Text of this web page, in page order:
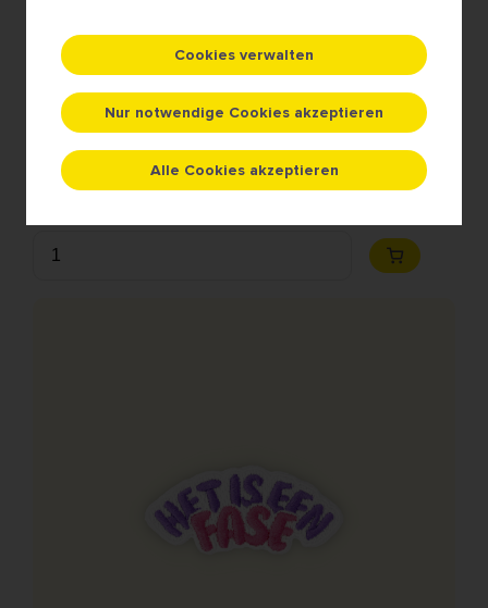
'n Beetje verlies
5,00 €
Gesticktes Abzeichen
7Cm x 3Cm
Aufbügelbare Klebeschicht
Anzahl
Zum
Cookies verwalten
Nur notwendige Cookies akzeptieren
Alle Cookies akzeptieren